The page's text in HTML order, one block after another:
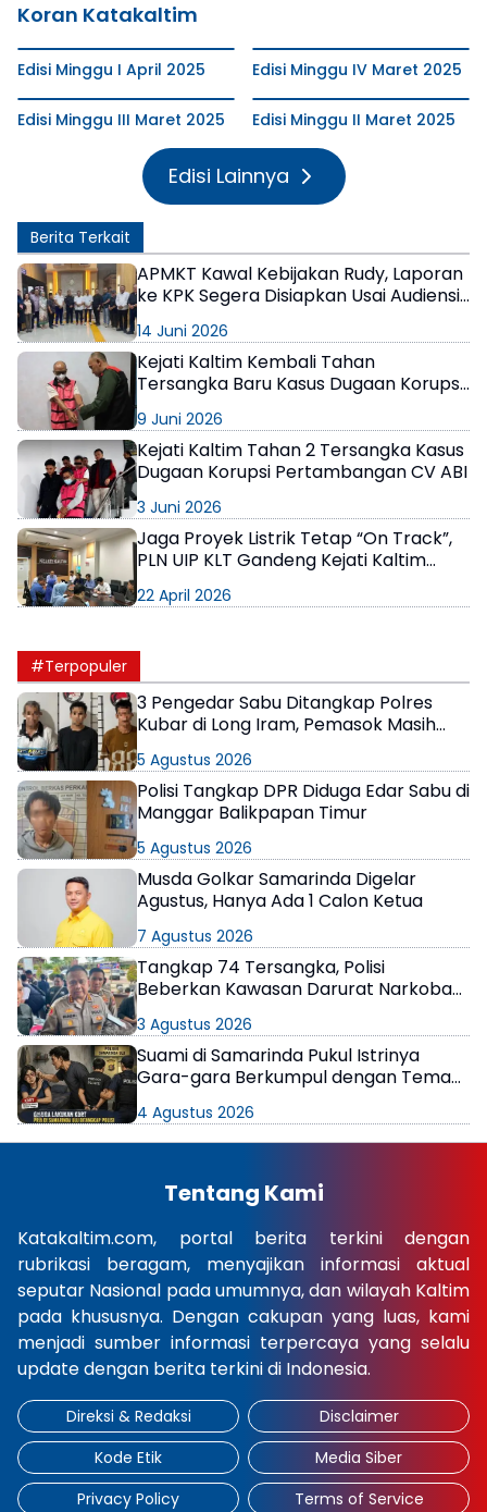
Koran Katakaltim
Edisi Minggu I April 2025 Edisi Minggu IV Maret 2025
Edisi Minggu III Maret 2025 Edisi Minggu II Maret 2025
Edisi Lainnya
Berita Terkait
APMKT Kawal Kebijakan Rudy, Laporan
ke KPK Segera Disiapkan Usai Audiensi
14 Juni 2026
Kejati Kaltim Kembali Tahan
Tersangka Baru Kasus Dugaan Korupsi
9 Juni 2026
Kejati Kaltim Tahan 2 Tersangka Kasus
Dugaan Korupsi Pertambangan CV ABI
3 Juni 2026
Jaga Proyek Listrik Tetap “On Track”,
PLN UIP KLT Gandeng Kejati Kaltim
22 April 2026
#Terpopuler
3 Pengedar Sabu Ditangkap Polres
Kubar di Long Iram, Pemasok Masih
5 Agustus 2026
Polisi Tangkap DPR Diduga Edar Sabu di
Manggar Balikpapan Timur
5 Agustus 2026
Musda Golkar Samarinda Digelar
Agustus, Hanya Ada 1 Calon Ketua
7 Agustus 2026
Tangkap 74 Tersangka, Polisi
Beberkan Kawasan Darurat Narkoba
3 Agustus 2026
Suami di Samarinda Pukul Istrinya
Gara-gara Berkumpul dengan Teman
4 Agustus 2026
Tentang Kami
Katakaltim.com, portal berita terkini dengan
rubrikasi beragam, menyajikan informasi aktual
seputar Nasional pada umumnya, dan wilayah Kaltim
pada khususnya. Dengan cakupan yang luas, kami
menjadi sumber informasi terpercaya yang selalu
update dengan berita terkini di Indonesia.
Direksi & Redaksi
Disclaimer
Kode Etik
Media Siber
Privacy Policy
Terms of Service